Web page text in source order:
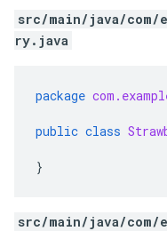
src/main/java/com/
ry.java
package
public class
}
src/main/java/com/